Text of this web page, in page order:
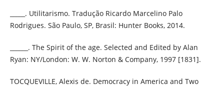
_____. Utilitarismo. Tradução Ricardo Marcelino Palo
Rodrigues. São Paulo, SP, Brasil: Hunter Books, 2014.
______. The Spirit of the age. Selected and Edited by Alan
Ryan: NY/London: W. W. Norton & Company, 1997 [1831].
TOCQUEVILLE, Alexis de. Democracy in America and Two